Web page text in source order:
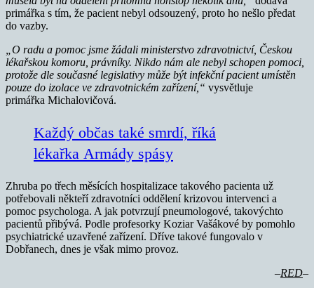
primářka s tím, že pacient nebyl odsouzený, proto ho nešlo předat
do vazby.
„O radu a pomoc jsme žádali ministerstvo zdravotnictví, Českou
lékařskou komoru, právníky. Nikdo nám ale nebyl schopen pomoci,
protože dle současné legislativy může být infekční pacient umístěn
pouze do izolace ve zdravotnickém zařízení,“ vysvětluje
primářka Michalovičová.
Každý občas také smrdí, říká
lékařka Armády spásy
Zhruba po třech měsících hospitalizace takového pacienta už
potřebovali někteří zdravotníci oddělení krizovou intervenci a
pomoc psychologa. A jak potvrzují pneumologové, takovýchto
pacientů přibývá. Podle profesorky Koziar Vašákové by pomohlo
psychiatrické uzavřené zařízení. Dříve takové fungovalo v
Dobřanech, dnes je však mimo provoz.
–RED–